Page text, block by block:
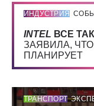
ИНДУСТРИЯ
INTEL ВСЕ
ЗАЯВИЛА,
ПЛАНИРУЕТ
ТРАНСПОРТ